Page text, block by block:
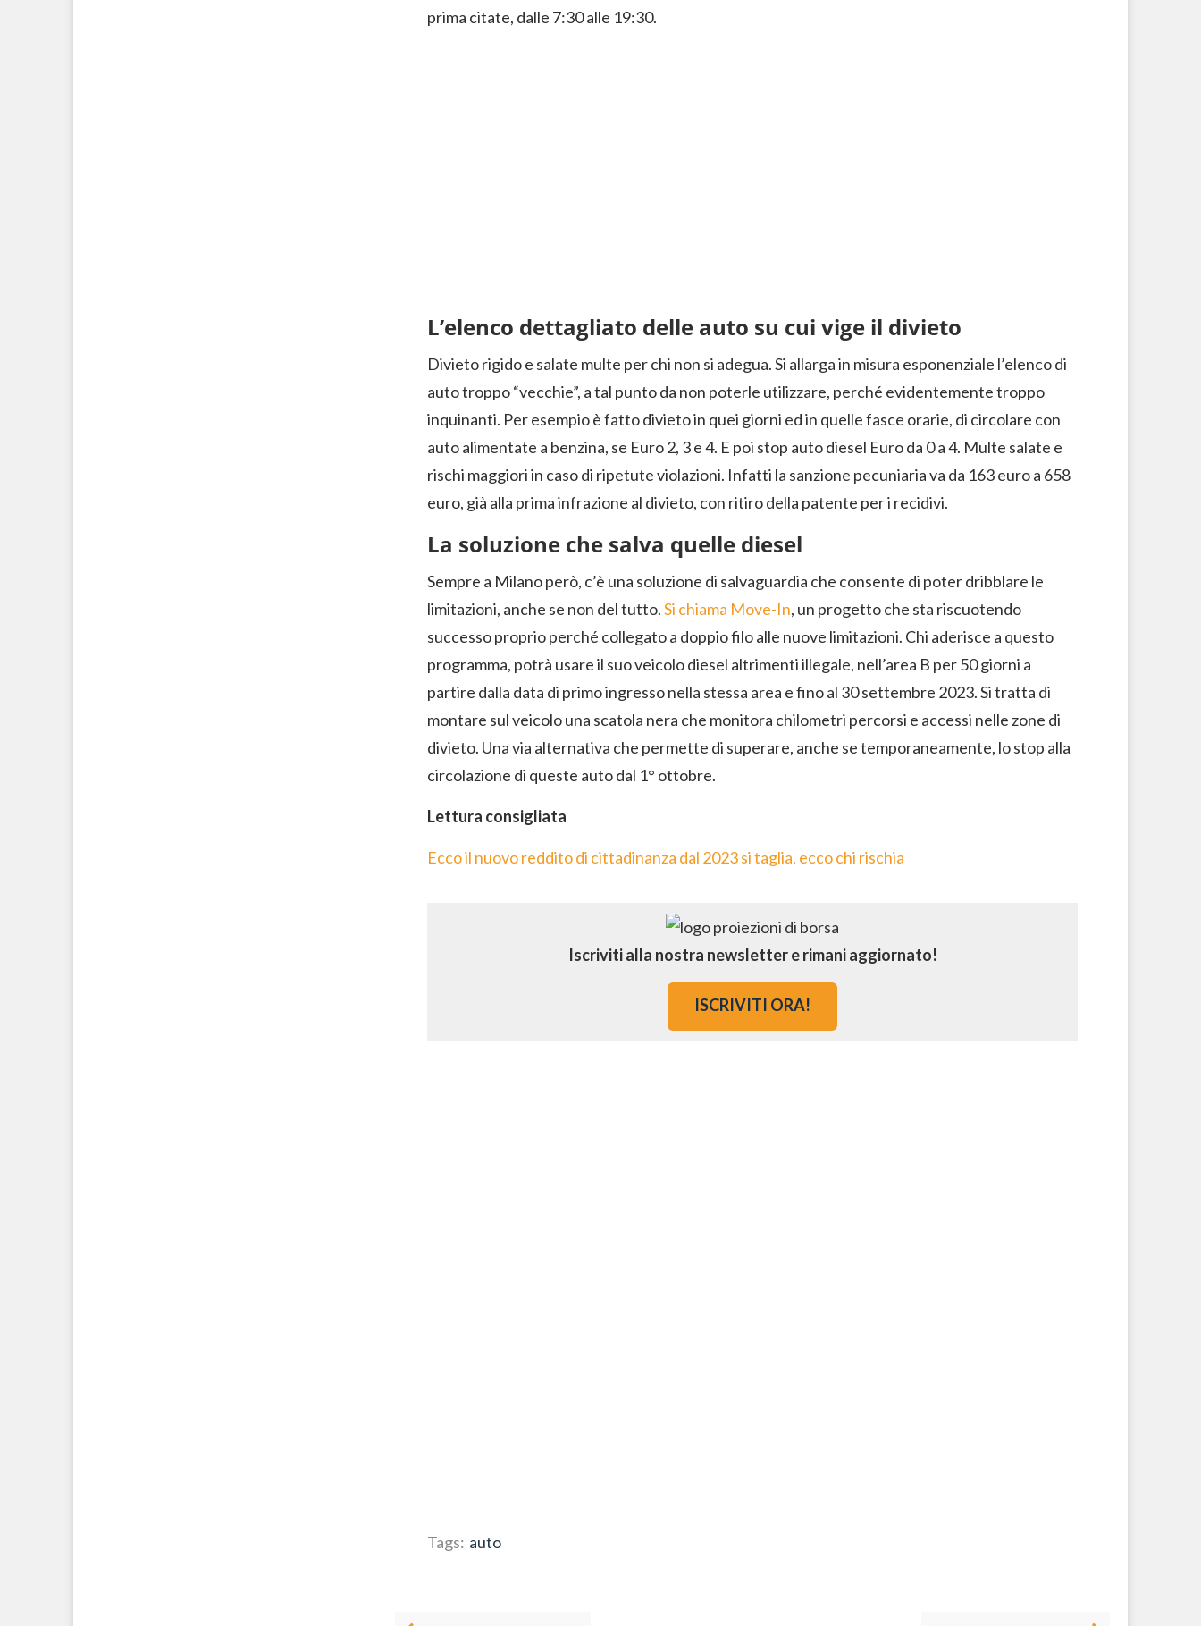
prima citate, dalle 7:30 alle 19:30.
L’elenco dettagliato delle auto su cui vige il divieto
Divieto rigido e salate multe per chi non si adegua. Si allarga in misura esponenziale l’elenco di
auto troppo “vecchie”, a tal punto da non poterle utilizzare, perché evidentemente troppo
inquinanti. Per esempio è fatto divieto in quei giorni ed in quelle fasce orarie, di circolare con
auto alimentate a benzina, se Euro 2, 3 e 4. E poi stop auto diesel Euro da 0 a 4. Multe salate e
rischi maggiori in caso di ripetute violazioni. Infatti la sanzione pecuniaria va da 163 euro a 658
euro, già alla prima infrazione al divieto, con ritiro della patente per i recidivi.
La soluzione che salva quelle diesel
Sempre a Milano però, c’è una soluzione di salvaguardia che consente di poter dribblare le
limitazioni, anche se non del tutto.Si chiama Move-In, un progetto che sta riscuotendo
successo proprio perché collegato a doppio filo alle nuove limitazioni. Chi aderisce a questo
programma, potrà usare il suo veicolo diesel altrimenti illegale, nell’area B per 50 giorni a
partire dalla data di primo ingresso nella stessa area e fino al 30 settembre 2023. Si tratta di
montare sul veicolo una scatola nera che monitora chilometri percorsi e accessi nelle zone di
divieto. Una via alternativa che permette di superare, anche se temporaneamente, lo stop alla
circolazione di queste auto dal 1° ottobre.
Lettura consigliata
Ecco il nuovo reddito di cittadinanza dal 2023 si taglia, ecco chi rischia
Iscriviti alla nostra newsletter e rimani aggiornato!
ISCRIVITI ORA!
Tags: auto